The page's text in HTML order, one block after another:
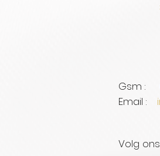
Gsm :
Email :
Volg